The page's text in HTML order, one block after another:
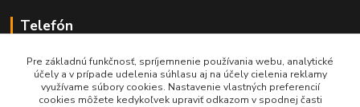
Telefón
+421 905 622 625
obchod@nozeplus.sk
Pre základnú funkčnosť, spríjemnenie používania webu, analytické
účely a v prípade udelenia súhlasu aj na účely cielenia reklamy
využívame súbory cookies. Nastavenie vlastných preferencií
cookies môžete kedykoľvek upraviť odkazom v spodnej časti